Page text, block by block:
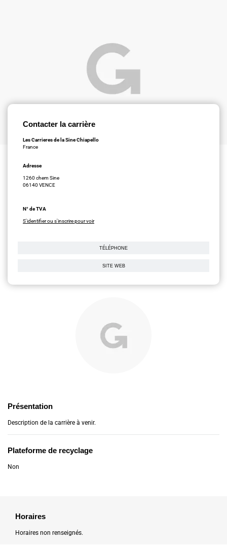
Contacter la carrière
Les Carrieres de la Sine Chiapello
France
Adresse
1260 chem Sine
06140 VENCE
N° de TVA
S'identifier ou s'inscrire pour voir
TÉLÉPHONE
SITE WEB
Présentation
Description de la carrière à venir.
Plateforme de recyclage
Non
Horaires
Horaires non renseignés.